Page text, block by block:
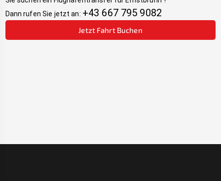
Dann rufen Sie jetzt an: +43 667 795 9082
Jetzt Fahrt Buchen